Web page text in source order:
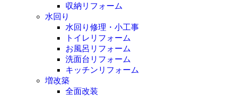
収納リフォーム
水回り
水回り修理・小工事
トイレリフォーム
お風呂リフォーム
洗面台リフォーム
キッチンリフォーム
増改築
全面改装